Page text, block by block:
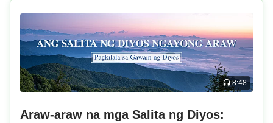
8:48
Araw-araw na mga Salita ng Diyos: